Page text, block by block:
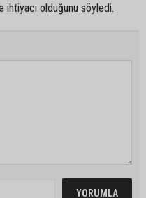
ihtiyacı olduğunu söyledi.